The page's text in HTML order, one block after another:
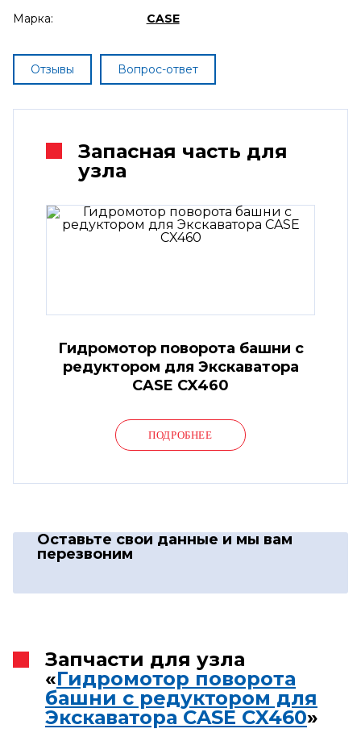
Марка:
CASE
Отзывы Вопрос-ответ
Запасная часть для
узла
Гидромотор поворота башни с
редуктором для Экскаватора
CASE CX460
ПОДРОБНЕЕ
Оставьте свои данные и мы вам
перезвоним
Запчасти для узла
«Гидромотор поворота
башни с редуктором для
Экскаватора CASE CX460»